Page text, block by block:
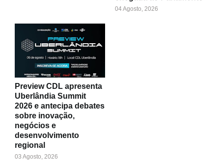
04 Agosto, 2026
Preview CDL apresenta
Uberlândia Summit
2026 e antecipa debates
sobre inovação,
negócios e
desenvolvimento
regional
03 Agosto, 2026